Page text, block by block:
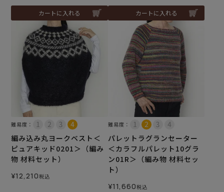
カートに入れる カートに入れる
難易度：
編み込み丸ヨークベスト＜
ピュアキッド0201＞（編み
物 材料セット）
¥12,210税込
難易度：
パレットラグランセーター
＜カラフルパレット10グラ
ン01R＞（編み物 材料セッ
ト）
¥11,660税込